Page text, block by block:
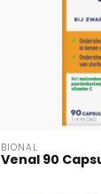
BIONAL
Venal 90